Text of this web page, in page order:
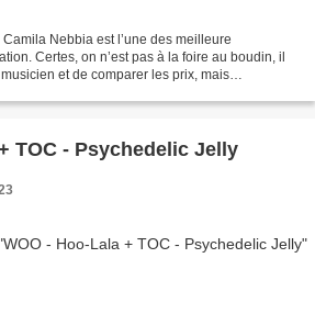
Nebbia est l’une des meilleure
Certes, on n’est pas à la foire au boudin, il
et de comparer les prix, mais
TOC - Psychedelic Jelly